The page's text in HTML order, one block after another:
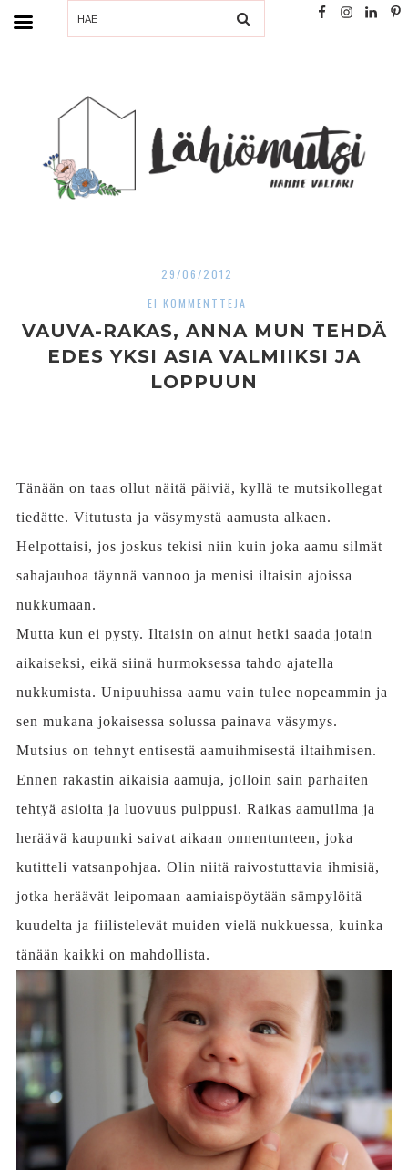
SEARCH
29/06/2012
EI KOMMENTTEJA
VAUVA-RAKAS, ANNA MUN TEHDÄ
EDES YKSI ASIA VALMIIKSI JA
LOPPUUN
Tänään on taas ollut näitä päiviä, kyllä te mutsikollegat
tiedätte. Vitutusta ja väsymystä aamusta alkaen.
Helpottaisi, jos joskus tekisi niin kuin joka aamu silmät
sahajauhoa täynnä vannoo ja menisi iltaisin ajoissa
nukkumaan.
Mutta kun ei pysty. Iltaisin on ainut hetki saada jotain
aikaiseksi, eikä siinä hurmoksessa tahdo ajatella
nukkumista. Unipuuhissa aamu vain tulee nopeammin ja
sen mukana jokaisessa solussa painava väsymys.
Mutsius on tehnyt entisestä aamuihmisestä iltaihmisen.
Ennen rakastin aikaisia aamuja, jolloin sain parhaiten
tehtyä asioita ja luovuus pulppusi. Raikas aamuilma ja
heräävä kaupunki saivat aikaan onnentunteen, joka
kutitteli vatsanpohjaa. Olin niitä raivostuttavia ihmisiä,
jotka heräävät leipomaan aamiaispöytään sämpylöitä
kuudelta ja fiilistelevät muiden vielä nukkuessa, kuinka
tänään kaikki on mahdollista.